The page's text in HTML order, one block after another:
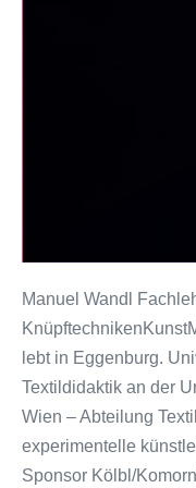
Manuel Wandl
lebt in Eggenburg.
Textildidaktik an der
Wien – Abteilung
experimentelle
Sponsor Kölbl/